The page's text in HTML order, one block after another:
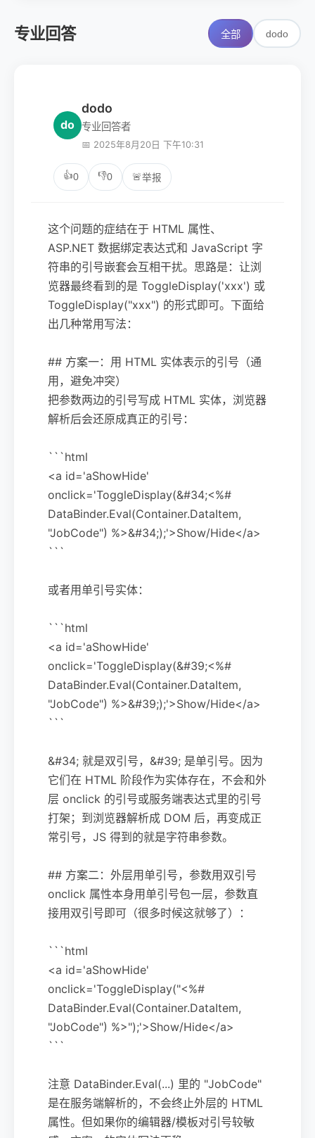
专业回答 全部 dodo
do
dodo
专业回答者
📅 2025年8月20日 下午10:31
👍0 👎0 🚨举报
这个问题的症结在于 HTML 属性、
ASP.NET 数据绑定表达式和 JavaScript 字
符串的引号嵌套会互相干扰。思路是：让浏
览器最终看到的是 ToggleDisplay('xxx') 或
ToggleDisplay("xxx") 的形式即可。下面给
出几种常用写法：
## 方案一：用 HTML 实体表示的引号（通
用，避免冲突）
把参数两边的引号写成 HTML 实体，浏览器
解析后会还原成真正的引号：
```html
<a id='aShowHide'
onclick='ToggleDisplay(&#34;<%#
DataBinder.Eval(Container.DataItem,
"JobCode") %>&#34;);'>Show/Hide</a>
```
或者用单引号实体：
```html
<a id='aShowHide'
onclick='ToggleDisplay(&#39;<%#
DataBinder.Eval(Container.DataItem,
"JobCode") %>&#39;);'>Show/Hide</a>
```
&#34; 就是双引号，&#39; 是单引号。因为
它们在 HTML 阶段作为实体存在，不会和外
层 onclick 的引号或服务端表达式里的引号
打架；到浏览器解析成 DOM 后，再变成正
常引号，JS 得到的就是字符串参数。
## 方案二：外层用单引号，参数用双引号
onclick 属性本身用单引号包一层，参数直
接用双引号即可（很多时候这就够了）：
```html
<a id='aShowHide'
onclick='ToggleDisplay("<%#
DataBinder.Eval(Container.DataItem,
"JobCode") %>");'>Show/Hide</a>
```
注意 DataBinder.Eval(...) 里的 "JobCode"
是在服务端解析的，不会终止外层的 HTML
属性。但如果你的编辑器/模板对引号较敏